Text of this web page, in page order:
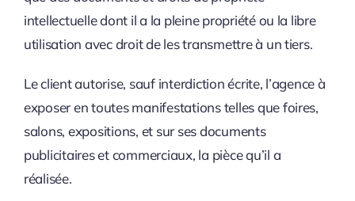
intellectuelle dont il a la pleine propriété ou la libre
utilisation avec droit de les transmettre à un tiers.
Le client autorise, sauf interdiction écrite, l’agence à
exposer en toutes manifestations telles que foires,
salons, expositions, et sur ses documents
publicitaires et commerciaux, la pièce qu’il a
réalisée.